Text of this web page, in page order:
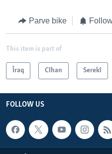
Parve bike
This item is part of
Îraq Cîhan Serekî
FOLLOW US